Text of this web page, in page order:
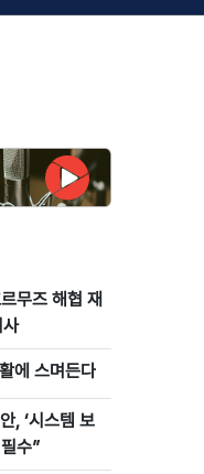
무즈 해협 재
에 스며든다
, ‘시스템 보
수”